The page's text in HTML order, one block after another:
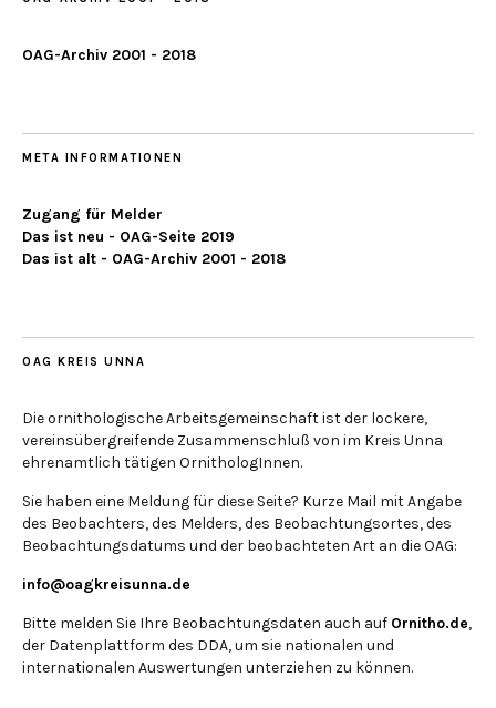
OAG-Archiv 2001 - 2018
META INFORMATIONEN
Zugang für Melder
Das ist neu - OAG-Seite 2019
Das ist alt - OAG-Archiv 2001 - 2018
OAG KREIS UNNA
Die ornithologische Arbeitsgemeinschaft ist der lockere,
vereinsübergreifende Zusammenschluß von im Kreis Unna
ehrenamtlich tätigen OrnithologInnen.
Sie haben eine Meldung für diese Seite? Kurze Mail mit Angabe
des Beobachters, des Melders, des Beobachtungsortes, des
Beobachtungsdatums und der beobachteten Art an die OAG:
info@oagkreisunna.de
Bitte melden Sie Ihre Beobachtungsdaten auch auf Ornitho.de,
der Datenplattform des DDA, um sie nationalen und
internationalen Auswertungen unterziehen zu können.